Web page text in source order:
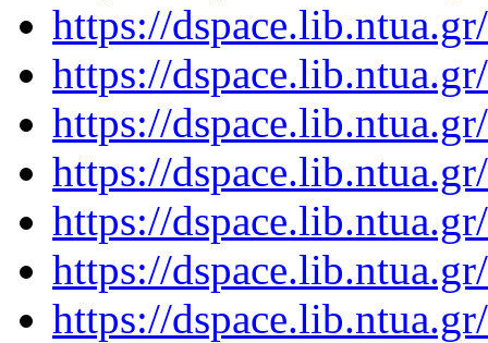
https://
https://
https://
https://
https://
https://
https://